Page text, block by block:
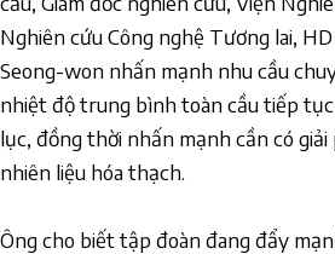
Nghiên cứu Công nghệ Tương lai,
Seong-won nhấn mạnh nhu cầu
nhiệt độ trung bình toàn cầu tiếp
lục, đồng thời nhấn mạnh cần có
nhiên liệu hóa thạch.
Ông cho biết tập đoàn đang đẩy